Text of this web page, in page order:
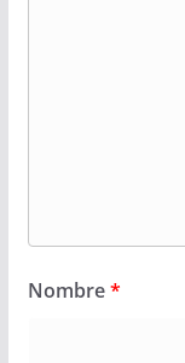
Nombre*